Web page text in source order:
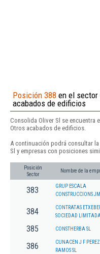
Posición 388 en el sector
acabados de edificios
Consolida Oliver Sl se encuentra
Otros acabados de edificios.
A continuación podrá consultar
Sl y empresas con posiciones
Posición
Sector
Nombre de la
383
GRUP ESCALA
CONSTRUCCIONS JM
384
CONTRATAS
SOCIEDAD LIMITADA.
385 CONSTHERBA SL
386
CUNACEN J F PEREZ
RAMOS SL